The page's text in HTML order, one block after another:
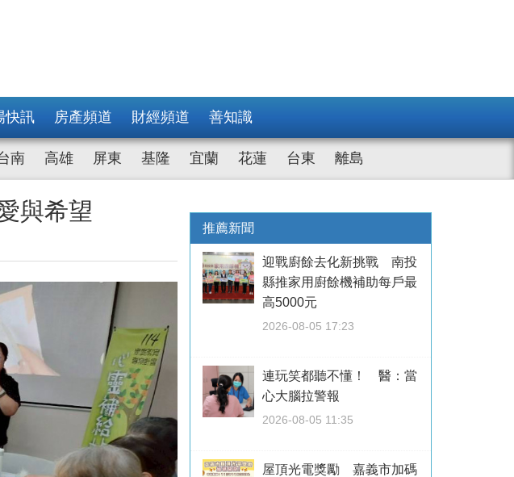
快訊 房產頻道 財經頻道 善知識
南 高雄 屏東 基隆 宜蘭 花蓮 台東 離島
與希望
推薦新聞
迎戰廚餘去化新挑戰 南投
縣推家用廚餘機補助每戶最
高5000元
2026-08-05 17:23
連玩笑都聽不懂！ 醫：當
心大腦拉警報
2026-08-05 11:35
屋頂光電獎勵 嘉義市加碼